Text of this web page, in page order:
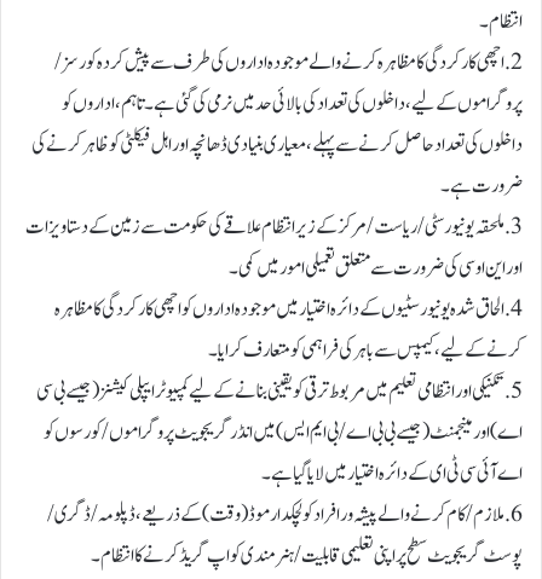
انتظام۔
2. اچھی کارکردگی کا مظاہرہ کرنے والے موجودہ اداروں کی طرف سے پیش کردہ کورسز/
پروگراموں کے لیے، داخلوں کی تعداد کی بالائی حد میں نرمی کی گئی ہے۔ تاہم، اداروں کو
داخلوں کی تعداد حاصل کرنے سے پہلے، معیاری بنیادی ڈھانچہ اور اہل فیکلٹی کو ظاہر کرنے کی
ضرورت ہے۔
3. ملحقہ یونیورسٹی / ریاست / مرکز کے زیر انتظام علاقے کی حکومت سے زمین کے دستاویزات
اوراین او سی کی ضرورت سے متعلق تعمیلی امور میں کمی۔
4. الحاق شدہ یونیورسٹیوں کے دائرہ اختیار میں موجودہ اداروں کو اچھی کارکردگی کا مظاہرہ
کرنے کے لیے، کیمپس سے باہر کی فراہمی کو متعارف کرایا۔
5. تکنیکی اور انتظامی تعلیم میں مربوط ترقی کو یقینی بنانے کے لیے کمپیوٹر ایپلی کیشنز (جیسے بی سی
اے) اور مینجمنٹ (جیسے بی بی اے / بی ایم ایس) میں انڈرگریجویٹ پروگراموں /کورسوں کو
اے آئی سی ٹی ای کے دائرہ اختیار میں لایا گیا ہے۔
6. ملازم/کام کرنے والے پیشہ ور افراد کو لچکدار موڈ (وقت) کے ذریعے، ڈپلومہ/ڈگری/
پوسٹ گریجویٹ سطح پر اپنی تعلیمی قابلیت/ہنر مندی کو اپ گریڈ کرنے کا انتظام۔